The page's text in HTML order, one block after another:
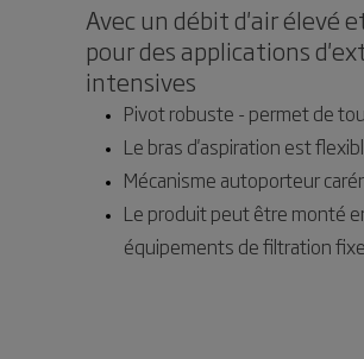
Avec un débit d'air élevé
pour des applications
intensives
Pivot robuste - permet de
Le bras d'aspiration est
Mécanisme autoporteur
Le produit peut être monté
équipements de filtration